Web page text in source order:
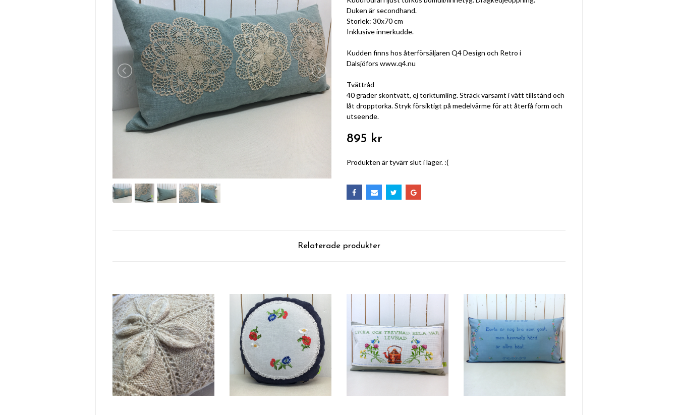
Duken är secondhand.
Storlek: 30x70 cm
Inklusive innerkudde.
Kudden finns hos återförsäljaren Q4 Design och Retro i
Dalsjöfors www.q4.nu
Tvättråd
40 grader skontvätt, ej torktumling. Sträck varsamt i vått tillstånd och
låt dropptorka. Stryk försiktigt på medelvärme för att återfå form och
utseende.
895 kr
Produkten är tyvärr slut i lager. :(
Relaterade produkter